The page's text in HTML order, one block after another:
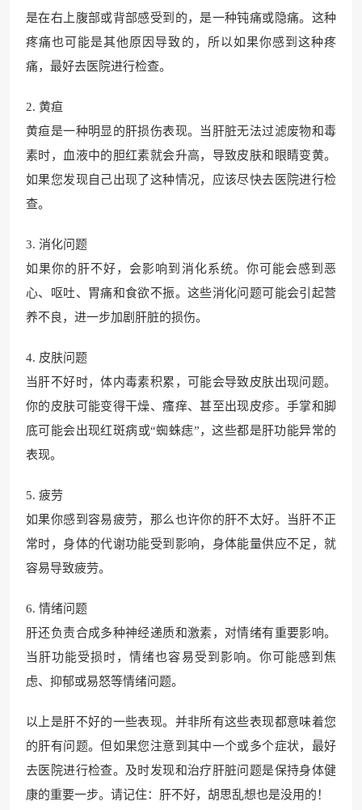
是在右上腹部或背部感受到的，是一种钝痛或隐痛。这种
疼痛也可能是其他原因导致的，所以如果你感到这种疼
痛，最好去医院进行检查。
2. 黄疸
黄疸是一种明显的肝损伤表现。当肝脏无法过滤废物和毒
素时，血液中的胆红素就会升高，导致皮肤和眼睛变黄。
如果您发现自己出现了这种情况，应该尽快去医院进行检
查。
3. 消化问题
如果你的肝不好，会影响到消化系统。你可能会感到恶
心、呕吐、胃痛和食欲不振。这些消化问题可能会引起营
养不良，进一步加剧肝脏的损伤。
4. 皮肤问题
当肝不好时，体内毒素积累，可能会导致皮肤出现问题。
你的皮肤可能变得干燥、瘙痒、甚至出现皮疹。手掌和脚
底可能会出现红斑病或“蜘蛛痣”，这些都是肝功能异常的
表现。
5. 疲劳
如果你感到容易疲劳，那么也许你的肝不太好。当肝不正
常时，身体的代谢功能受到影响，身体能量供应不足，就
容易导致疲劳。
6. 情绪问题
肝还负责合成多种神经递质和激素，对情绪有重要影响。
当肝功能受损时，情绪也容易受到影响。你可能感到焦
虑、抑郁或易怒等情绪问题。
以上是肝不好的一些表现。并非所有这些表现都意味着您
的肝有问题。但如果您注意到其中一个或多个症状，最好
去医院进行检查。及时发现和治疗肝脏问题是保持身体健
康的重要一步。请记住：肝不好，胡思乱想也是没用的！